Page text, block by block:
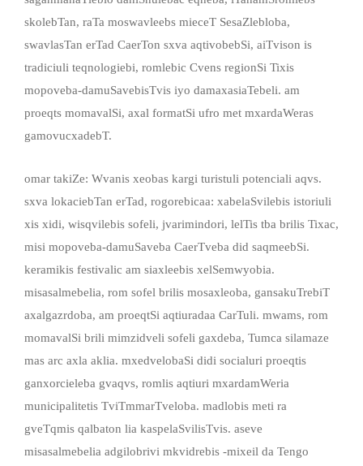
skolebTan, raTa moswavleebs mieceT SesaZlebloba,
swavlasTan erTad CaerTon sxva aqtivobebSi, aiTvison is
tradiciuli teqnologiebi, romlebic Cvens regionSi Tixis
mopoveba-damuSavebisTvis iyo damaxasiaTebeli. am
proeqts momavalSi, axal formatSi ufro met mxardaWeras
gamovucxadebT.
omar takiZe: Wvanis xeobas kargi turistuli potenciali aqvs.
sxva lokaciebTan erTad, rogorebicaa: xabelaSvilebis istoriuli
xis xidi, wisqvilebis sofeli, jvarimindori, lelTis tba brilis Tixac,
misi mopoveba-damuSaveba CaerTveba did saqmeebSi.
keramikis festivalic am siaxleebis xelSemwyobia.
misasalmebelia, rom sofel brilis mosaxleoba, gansakuTrebiT
axalgazrdoba, am proeqtSi aqtiuradaa CarTuli. mwams, rom
momavalSi brili mimzidveli sofeli gaxdeba, Tumca silamaze
mas arc axla aklia. mxedvelobaSi didi socialuri proeqtis
ganxorcieleba gvaqvs, romlis aqtiuri mxardamWeria
municipalitetis TviTmmarTveloba. madlobis meti ra
gveTqmis qalbaton lia kaspelaSvilisTvis. aseve
misasalmebelia adgilobrivi mkvidrebis -mixeil da Tengo